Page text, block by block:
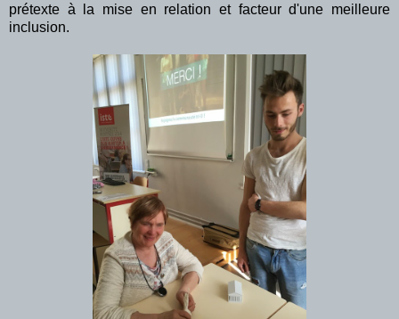
prétexte à la mise en relation et facteur d'une meilleure
inclusion.